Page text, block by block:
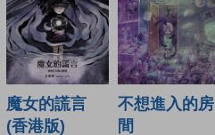
魔女的謊言
(香港版)
不想進入的房
間